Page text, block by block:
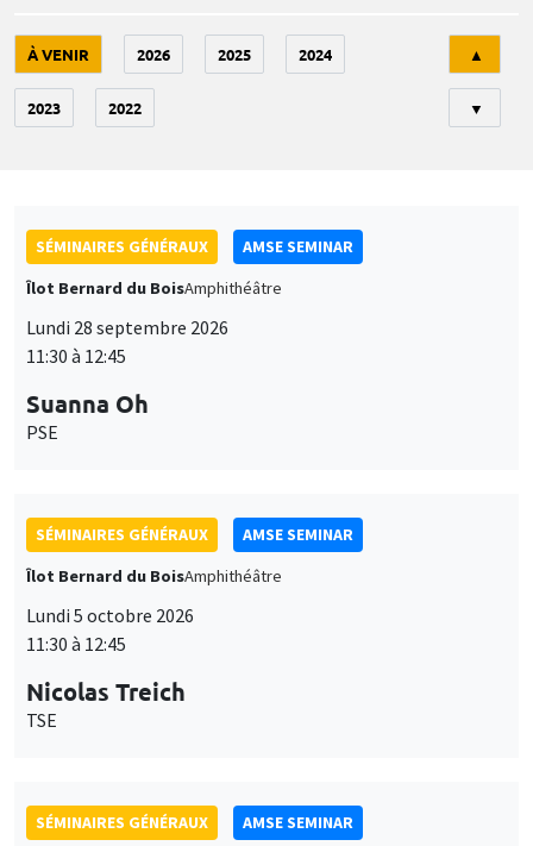
À VENIR 2026 2025 2024
2023 2022
▲
▼
SÉMINAIRES GÉNÉRAUX
AMSE SEMINAR
Îlot Bernard du BoisAmphithéâtre
Lundi 28 septembre 2026
11:30 à 12:45
Suanna Oh
PSE
SÉMINAIRES GÉNÉRAUX
AMSE SEMINAR
Îlot Bernard du BoisAmphithéâtre
Lundi 5 octobre 2026
11:30 à 12:45
Nicolas Treich
TSE
SÉMINAIRES GÉNÉRAUX
AMSE SEMINAR